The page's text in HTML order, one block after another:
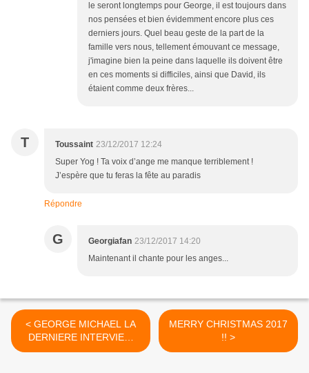
le seront longtemps pour George, il est toujours dans
nos pensées et bien évidemment encore plus ces
derniers jours. Quel beau geste de la part de la
famille vers nous, tellement émouvant ce message,
j'imagine bien la peine dans laquelle ils doivent être
en ces moments si difficiles, ainsi que David, ils
étaient comme deux frères...
T Toussaint 23/12/2017 12:24
Super Yog ! Ta voix d’ange me manque terriblement !
J’espère que tu feras la fête au paradis
Répondre
G Georgiafan 23/12/2017 14:20
Maintenant il chante pour les anges...
< GEORGE MICHAEL LA
DERNIERE INTERVIEW
SUR CLASSIC 21 !!
MERRY CHRISTMAS 2017
!! >